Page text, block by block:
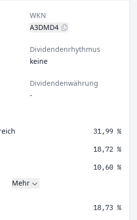
WKN
A3DMD4
Dividendenrhythmus
keine
Dividendenwährung
-
31,99 %
18,72 %
10,60 %
Mehr
18,73 %